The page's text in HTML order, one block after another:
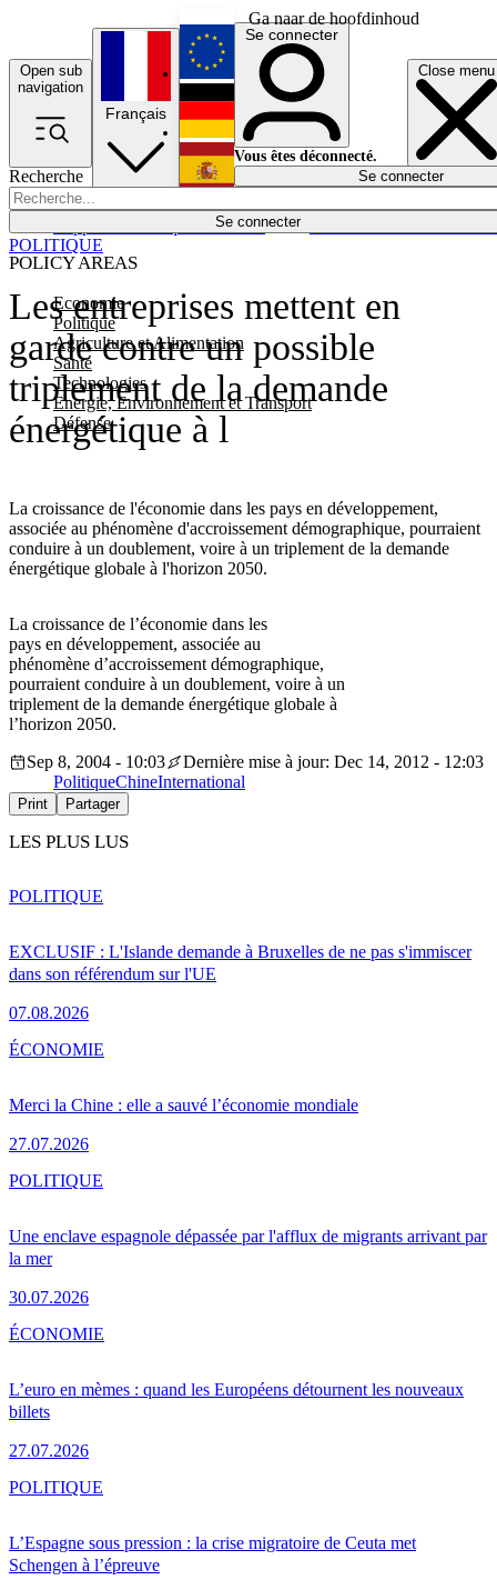
Ga naar de hoofdinhoud
Open sub
navigation
Close menu
Recherche
Se connecter
POLICY AREAS
Economie
Politique
Agriculture et Alimentation
Santé
Technologies
Energie, Environnement et Transport
Défense
Économie
Français
English
Deutsch
Español
Se connecter
Vous êtes déconnecté.
Se connecter
Les entreprises mettent en
garde contre un possible
triplement de la demande
énergétique à l
La croissance de l'économie dans les pays en développement,
associée au phénomène d'accroissement démographique, pourraient
conduire à un doublement, voire à un triplement de la demande
énergétique globale à l'horizon 2050.
POLITIQUE
La croissance de l’économie dans les
pays en développement, associée au
phénomène d’accroissement démographique,
pourraient conduire à un doublement, voire à un
triplement de la demande énergétique globale à
l’horizon 2050.
Sep 8, 2004 - 10:03
Dernière mise à jour: Dec 14, 2012 - 12:03
PolitiqueChineInternational
Print Partager
LES PLUS LUS
EXCLUSIF : L'Islande demande à Bruxelles de ne pas s'immiscer
dans son référendum sur l'UE
07.08.2026
POLITIQUE
Merci la Chine : elle a sauvé l’économie mondiale
27.07.2026
ÉCONOMIE
Une enclave espagnole dépassée par l'afflux de migrants arrivant par
la mer
30.07.2026
POLITIQUE
L’euro en mèmes : quand les Européens détournent les nouveaux
billets
27.07.2026
ÉCONOMIE
L’Espagne sous pression : la crise migratoire de Ceuta met
Schengen à l’épreuve
POLITIQUE